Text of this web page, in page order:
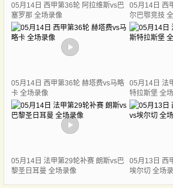
05月14日 西甲第36轮 阿拉维斯vs巴
塞罗那 全场录像
05月14日 西
尔巴鄂竞技
05月14日 西甲第36轮 赫塔费vs马略
卡 全场录像
05月14日 法
特拉斯堡 全
05月14日 法甲第29轮补赛 朗斯vs巴
黎圣日耳曼 全场录像
05月13日 西
埃尔切 全场